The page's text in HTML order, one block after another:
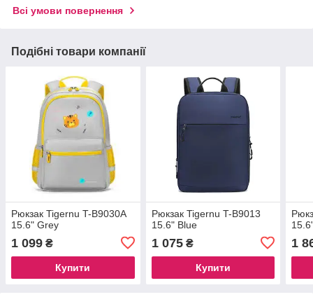
Всі умови повернення
Подібні товари компанії
Рюкзак Tigernu T-B9030A
15.6" Grey
1 099 ₴
Купити
Рюкзак Tigernu T-B9013
15.6" Blue
1 075₴
Купити
1